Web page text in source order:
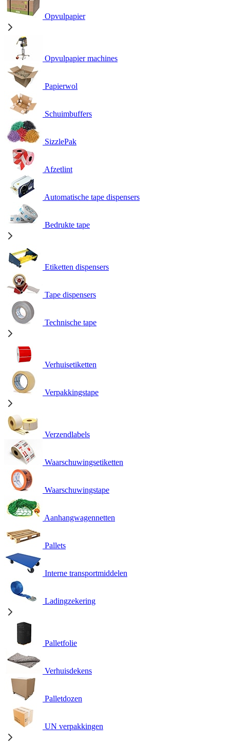
Opvulpapier
Opvulpapier machines
Papierwol
Schuimbuffers
SizzlePak
Afzetlint
Automatische tape dispensers
Bedrukte tape
Etiketten dispensers
Tape dispensers
Technische tape
Verhuisetiketten
Verpakkingstape
Verzendlabels
Waarschuwingsetiketten
Waarschuwingstape
Aanhangwagennetten
Pallets
Interne transportmiddelen
Ladingzekering
Palletfolie
Verhuisdekens
Palletdozen
UN verpakkingen